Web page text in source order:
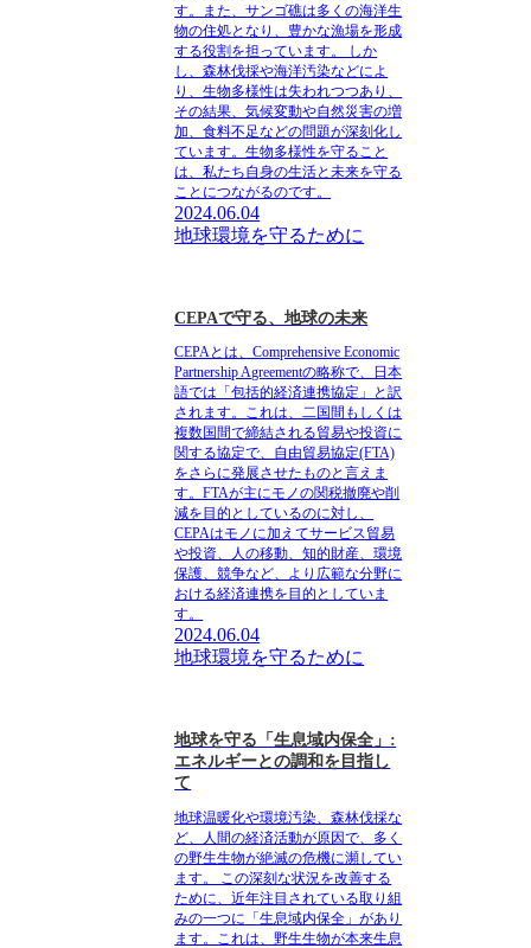
す。また、サンゴ礁は多くの海洋生
物の住処となり、豊かな漁場を形成
する役割を担っています。 しか
し、森林伐採や海洋汚染などによ
り、生物多様性は失われつつあり、
その結果、気候変動や自然災害の増
加、食料不足などの問題が深刻化し
ています。生物多様性を守ること
は、私たち自身の生活と未来を守る
ことにつながるのです。
2024.06.04
地球環境を守るために
CEPAで守る、地球の未来
CEPAとは、Comprehensive Economic
Partnership Agreementの略称で、日本
語では「包括的経済連携協定」と訳
されます。これは、二国間もしくは
複数国間で締結される貿易や投資に
関する協定で、自由貿易協定(FTA)
をさらに発展させたものと言えま
す。FTAが主にモノの関税撤廃や削
減を目的としているのに対し、
CEPAはモノに加えてサービス貿易
や投資、人の移動、知的財産、環境
保護、競争など、より広範な分野に
おける経済連携を目的としていま
す。
2024.06.04
地球環境を守るために
地球を守る「生息域内保全」:
エネルギーとの調和を目指し
て
地球温暖化や環境汚染、森林伐採な
ど、人間の経済活動が原因で、多く
の野生生物が絶滅の危機に瀕してい
ます。 この深刻な状況を改善する
ために、近年注目されている取り組
みの一つに「生息域内保全」があり
ます。これは、野生生物が本来生息